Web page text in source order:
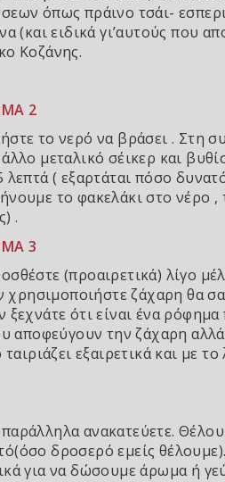
όπως πράινο τσάι-
(και ειδικά γι’αυτούς που
Κοζάνης.
2
το νερό να βράσει . Στη
μεταλικό σέικερ και
λεπτά ( εξαρτάται πόσο
το φακελάκι στο νέρο ,
.
3
(προαιρετικά) λίγο
χρησιμοποιήστε ζάχαρη θα
ότι είναι ένα ρόφημα
αποφεύγουν την ζάχαρη
εξαιρετικά και με
ανακατεύετε.
δροσερό εμείς
για να δώσουμε άρωμα ή